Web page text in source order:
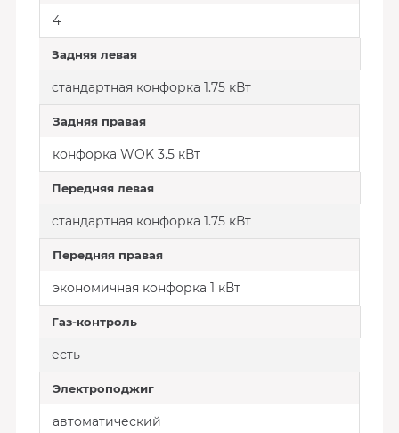
4
Задняя левая
стандартная конфорка 1.75 кВт
Задняя правая
конфорка WOK 3.5 кВт
Передняя левая
стандартная конфорка 1.75 кВт
Передняя правая
экономичная конфорка 1 кВт
Газ-контроль
есть
Электроподжиг
автоматический